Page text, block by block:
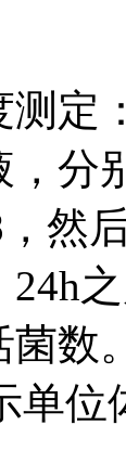
定
，分
，然
24h
数
单